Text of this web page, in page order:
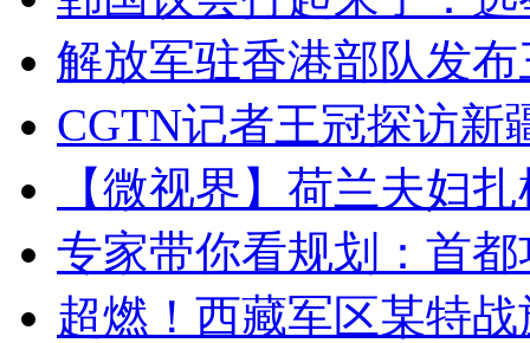
解放军驻香港部队发
CGTN记者王冠探访新
【微视界】荷兰夫妇
专家带你看规划：首
超燃！西藏军区某特